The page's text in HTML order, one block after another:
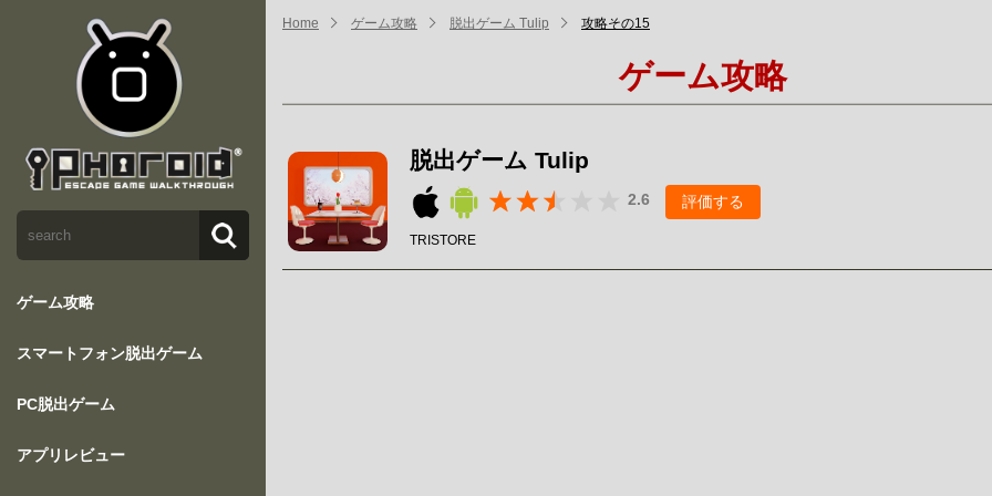
ゲーム攻略
スマートフォン脱出ゲーム
PC脱出ゲーム
アプリレビュー
Home ゲーム攻略 脱出ゲーム Tulip 攻略その15
ゲーム攻略
脱出ゲーム Tulip
2.6 評価する
TRISTORE